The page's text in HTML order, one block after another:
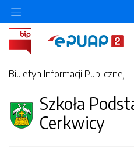
Biuletyn Informacji Publicznej
Szkoła
Cerkwicy